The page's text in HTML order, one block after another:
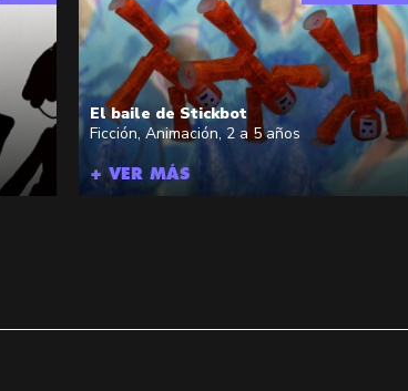
El baile de Stickbot
Ficción,Animación, 2 a 5 años
+ VER MÁS